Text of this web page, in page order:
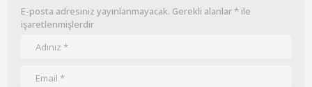
E-posta adresiniz yayınlanmayacak. Gerekli alanlar* ile
işaretlenmişlerdir